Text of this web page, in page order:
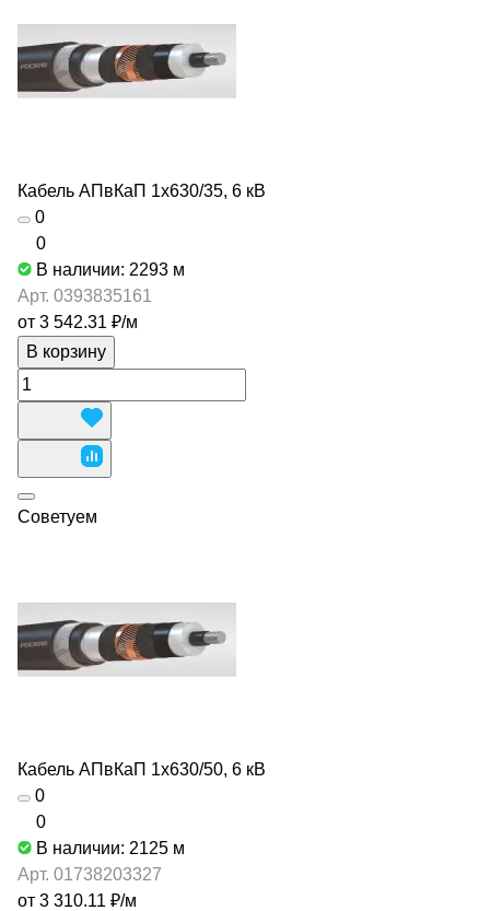
Кабель АПвКаП 1х630/35, 6 кВ
0
0
В наличии: 2293 м
Арт. 0393835161
от 3 542.31 ₽/м
В корзину
Советуем
Кабель АПвКаП 1х630/50, 6 кВ
0
0
В наличии: 2125 м
Арт. 01738203327
от 3 310.11 ₽/м